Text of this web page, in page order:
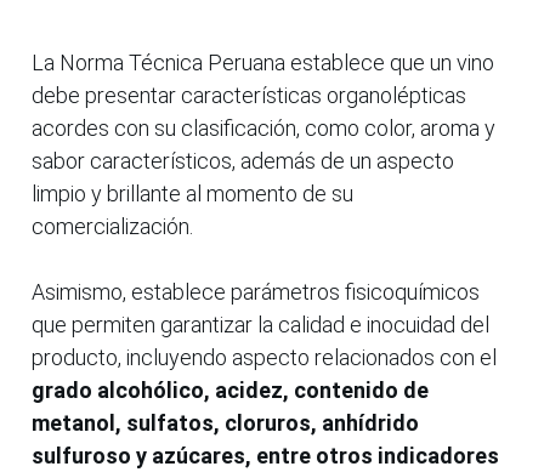
La Norma Técnica Peruana establece que un vino
debe presentar características organolépticas
acordes con su clasificación, como color, aroma y
sabor característicos, además de un aspecto
limpio y brillante al momento de su
comercialización.
Asimismo, establece parámetros fisicoquímicos
que permiten garantizar la calidad e inocuidad del
producto, incluyendo aspecto relacionados con el
grado alcohólico, acidez, contenido de
metanol, sulfatos, cloruros, anhídrido
sulfuroso y azúcares, entre otros indicadores